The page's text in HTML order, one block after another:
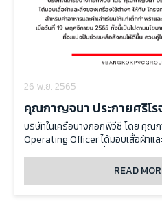
26 พ.ย. 2565
คุณกาญจนา ประกายศรีโรจน์ Chief
Officer ได้มอบเสื้อผ้าและ
กับ โครงการเหลือ-ขอ
บริษัทในเครือบางกอกพีวีซี โดย คุณกาญจนา ประกายศรีโรจน์ Chief
Operating Officer ได้มอบเสื้อผ้าแ
และค่าเล่าเรียน ให้แก่เด็กกำพร้าแล
ดูแลอยู่ เมื่อวันที่ 19 พฤศจิกายน 2565
READ